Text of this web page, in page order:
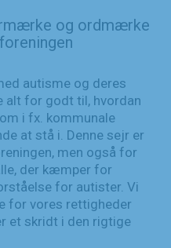
og ordmærke
autisme og deres
alt for godt til, hvordan
i fx. kommunale
at stå i. Denne sejr er
men også for
der kæmper for
for autister. Vi
vores rettigheder
et skridt i den rigtige